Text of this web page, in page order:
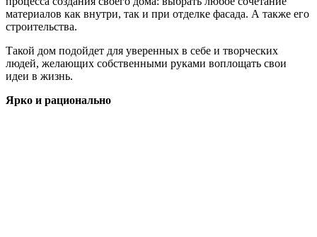
материалов как внутри, так и при отделке фасада. А также его
строительства.
Такой дом подойдет для уверенных в себе и творческих
людей, желающих собственными руками воплощать свои
идеи в жизнь.
Ярко и рационально